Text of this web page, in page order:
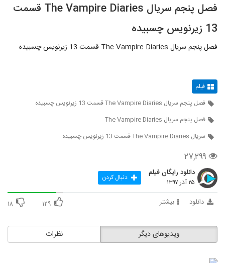
فصل پنجم سریال The Vampire Diaries قسمت
13 زیرنویس چسبیده
فصل پنجم سریال The Vampire Diaries قسمت 13 زیرنویس چسبیده
فیلم
فصل پنجم سریال The Vampire Diaries قسمت 13 زیرنویس چسبیده
فصل پنجم سریال The Vampire Diaries
سریال The Vampire Diaries قسمت 13 زیرنویس چسبیده
۲۷,۲۹۹
دانلود رایگان فیلم
۲۵ آذر ۱۳۹۷ دنبال کردن
دانلود بیشتر ۱۲۹ ۱۸
نظرات ویدیوهای دیگر